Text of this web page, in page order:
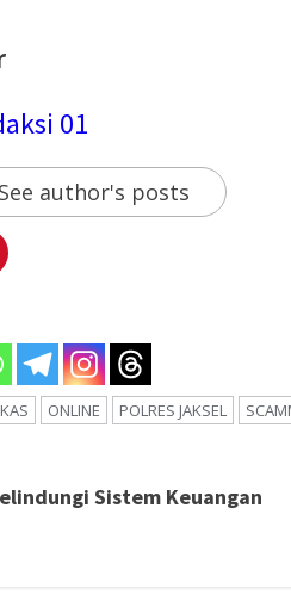
01
See author's posts
ONLINE POLRES JAKSEL
Sistem Keuangan